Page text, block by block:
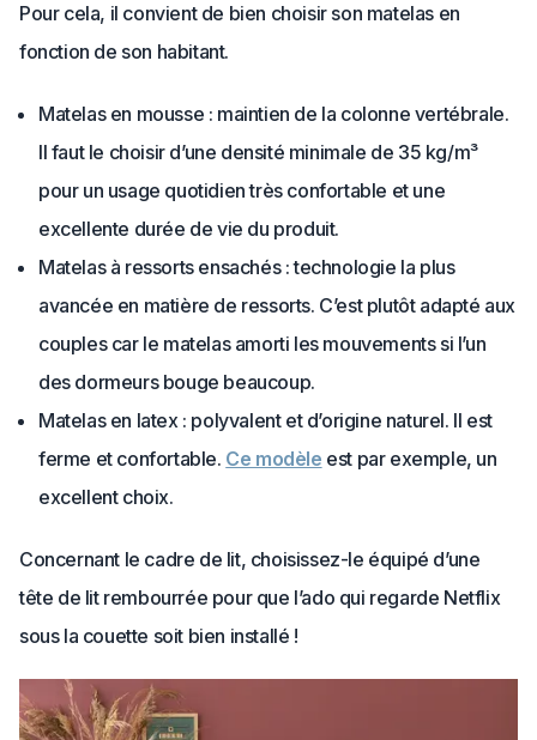
Pour cela, il convient de bien choisir son matelas en
fonction de son habitant.
Matelas en mousse : maintien de la colonne vertébrale.
Il faut le choisir d’une densité minimale de 35 kg/m³
pour un usage quotidien très confortable et une
excellente durée de vie du produit.
Matelas à ressorts ensachés : technologie la plus
avancée en matière de ressorts. C’est plutôt adapté aux
couples car le matelas amorti les mouvements si l’un
des dormeurs bouge beaucoup.
Matelas en latex : polyvalent et d’origine naturel. Il est
ferme et confortable. Ce modèle est par exemple, un
excellent choix.
Concernant le cadre de lit, choisissez-le équipé d’une
tête de lit rembourrée pour que l’ado qui regarde Netflix
sous la couette soit bien installé !